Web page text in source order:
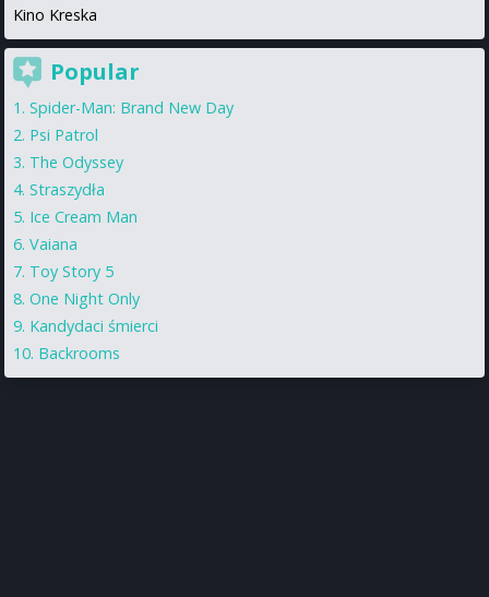
Kino Kreska
Popular
Spider-Man: Brand New Day
Psi Patrol
The Odyssey
Straszydła
Ice Cream Man
Vaiana
Toy Story 5
One Night Only
Kandydaci śmierci
Backrooms